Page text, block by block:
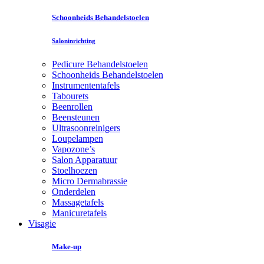
Schoonheids Behandelstoelen
Saloninrichting
Pedicure Behandelstoelen
Schoonheids Behandelstoelen
Instrumententafels
Tabourets
Beenrollen
Beensteunen
Ultrasoonreinigers
Loupelampen
Vapozone’s
Salon Apparatuur
Stoelhoezen
Micro Dermabrassie
Onderdelen
Massagetafels
Manicuretafels
Visagie
Make-up